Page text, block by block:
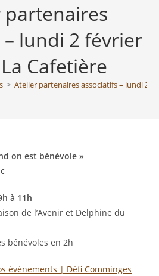
partenaires
– lundi 2 février
Cafetière
> Atelier partenaires associatifs – lundi 2
on est bénévole »
à 11h
de l’Avenir et Delphine du
bénévoles en 2h
évènements | Défi Comminges